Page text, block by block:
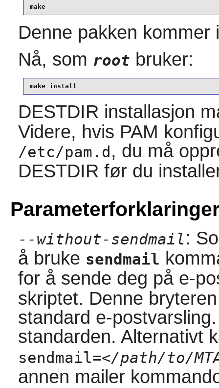
make
Denne pakken
Nå, som root bruker:
make install
DESTDIR installasjon
Videre, hvis PAM
/etc/pam.d , du må
DESTDIR før du
--without-sendmail :
å bruke sendmail
for å sende deg på e-
skriptet. Denne
standard e-
standarden. Alternativt
sendmail=</path/to/MTA
annen mailer